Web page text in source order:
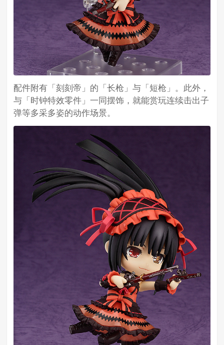
配件附有「刻刻帝」的「长枪」与「短枪」。此外，
与「时钟特效零件」一同摆饰，就能赏玩连续击出子
弹等多采多姿的动作场景。